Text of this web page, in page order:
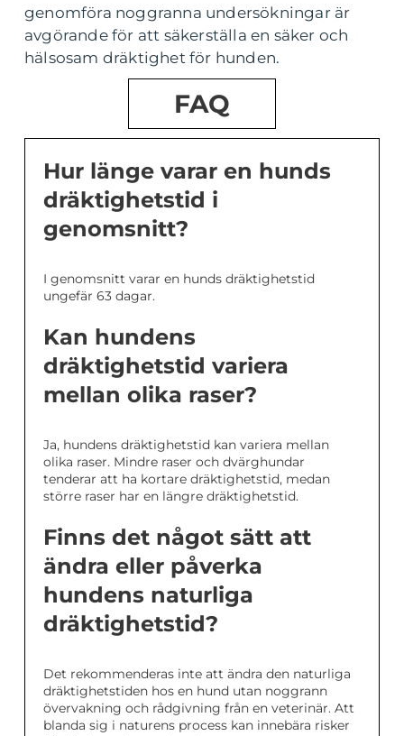
genomföra noggranna undersökningar är
avgörande för att säkerställa en säker och
hälsosam dräktighet för hunden.
FAQ
Hur länge varar en hunds
dräktighetstid i
genomsnitt?
I genomsnitt varar en hunds dräktighetstid
ungefär 63 dagar.
Kan hundens
dräktighetstid variera
mellan olika raser?
Ja, hundens dräktighetstid kan variera mellan
olika raser. Mindre raser och dvärghundar
tenderar att ha kortare dräktighetstid, medan
större raser har en längre dräktighetstid.
Finns det något sätt att
ändra eller påverka
hundens naturliga
dräktighetstid?
Det rekommenderas inte att ändra den naturliga
dräktighetstiden hos en hund utan noggrann
övervakning och rådgivning från en veterinär. Att
blanda sig i naturens process kan innebära risker